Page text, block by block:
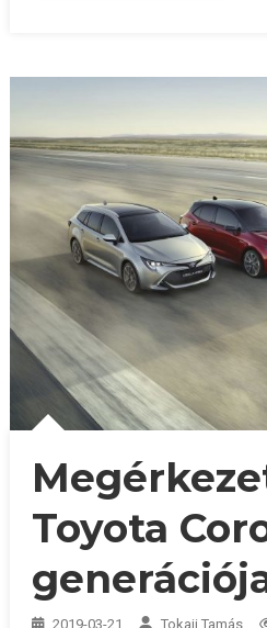
Toyota
2019-03-21 Tokaji Tamás